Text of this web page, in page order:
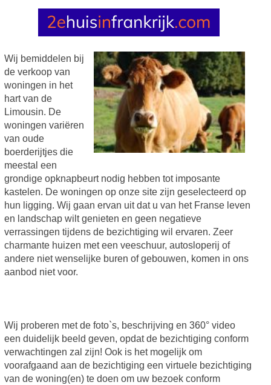
Wij bemiddelen bij
de verkoop van
woningen in het
hart van de
Limousin. De
woningen variëren
van oude
boerderijtjes die
meestal een
grondige opknapbeurt nodig hebben tot imposante
kastelen. De woningen op onze site zijn geselecteerd op
hun ligging. Wij gaan ervan uit dat u van het Franse leven
en landschap wilt genieten en geen negatieve
verrassingen tijdens de bezichtiging wil ervaren. Zeer
charmante huizen met een veeschuur, autosloperij of
andere niet wenselijke buren of gebouwen, komen in ons
aanbod niet voor.
Wij proberen met de foto`s, beschrijving en 360° video
een duidelijk beeld geven, opdat de bezichtiging conform
verwachtingen zal zijn! Ook is het mogelijk om
voorafgaand aan de bezichtiging een virtuele bezichtiging
van de woning(en) te doen om uw bezoek conform